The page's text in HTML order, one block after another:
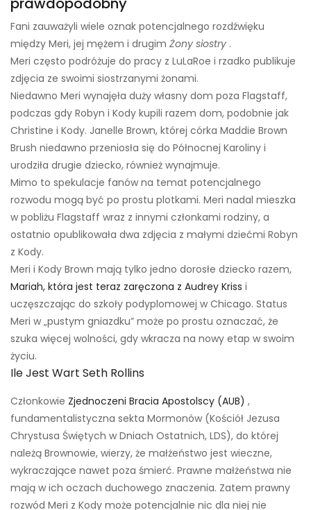
Fani zauważyli wiele oznak potencjalnego rozdźwięku
między Meri, jej mężem i drugim Żony siostry .
Meri często podróżuje do pracy z LuLaRoe i rzadko publikuje
zdjęcia ze swoimi siostrzanymi żonami.
Niedawno Meri wynajęła duży własny dom poza Flagstaff,
podczas gdy Robyn i Kody kupili razem dom, podobnie jak
Christine i Kody. Janelle Brown, której córka Maddie Brown
Brush niedawno przeniosła się do Północnej Karoliny i
urodziła drugie dziecko, również wynajmuje.
Mimo to spekulacje fanów na temat potencjalnego
rozwodu mogą być po prostu plotkami. Meri nadal mieszka
w pobliżu Flagstaff wraz z innymi członkami rodziny, a
ostatnio opublikowała dwa zdjęcia z małymi dziećmi Robyn
z Kody.
Meri i Kody Brown mają tylko jedno dorosłe dziecko razem,
Mariah, która jest teraz zaręczona z Audrey Kriss i
uczęszczając do szkoły podyplomowej w Chicago. Status
Meri w „pustym gniazdku” może po prostu oznaczać, że
szuka więcej wolności, gdy wkracza na nowy etap w swoim
życiu.
Ile Jest Wart Seth Rollins
Członkowie Zjednoczeni Bracia Apostolscy (AUB) ,
fundamentalistyczna sekta Mormonów (Kościół Jezusa
Chrystusa Świętych w Dniach Ostatnich, LDS), do której
należą Brownowie, wierzy, że małżeństwo jest wieczne,
wykraczające nawet poza śmierć. Prawne małżeństwa nie
mają w ich oczach duchowego znaczenia. Zatem prawny
rozwód Meri z Kody może potencjalnie nic dla niej nie